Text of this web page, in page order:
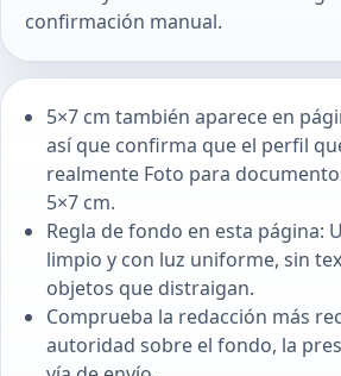
confirmación manual.
5×7 cm también aparece en
así que confirma que el perfil
realmente Foto para
5×7 cm.
Regla de fondo en esta página:
limpio y con luz uniforme, sin
objetos que distraigan.
Comprueba la redacción más
autoridad sobre el fondo, la